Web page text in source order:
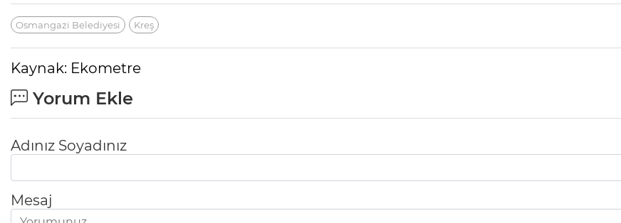
Osmangazi Belediyesi Kreş
Kaynak: Ekometre
Yorum Ekle
Adınız Soyadınız
Mesaj